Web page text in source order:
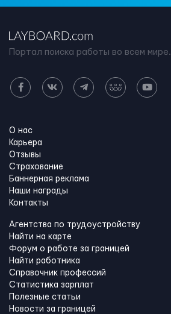
Портал поиска работы во всем мире.
О нас
Карьера
Отзывы
Страхование
Баннерная реклама
Наши награды
Контакты
Агентства по трудоустройству
Найти на карте
Форум о работе за границей
Найти работника
Справочник профессий
Статистика зарплат
Полезные статьи
Новости за границей